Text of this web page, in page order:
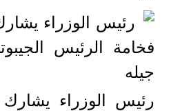
رئيس الوزراء